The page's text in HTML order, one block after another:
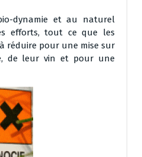
dynamie et au naturel
efforts, tout ce que les
réduire pour une mise sur
de leur vin et pour une